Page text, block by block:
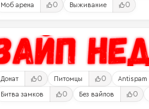
Моб арена 0 Выживание 0
Донат 0 Питомцы 0 Antispam
Битва замков 0 Без вайпов 0